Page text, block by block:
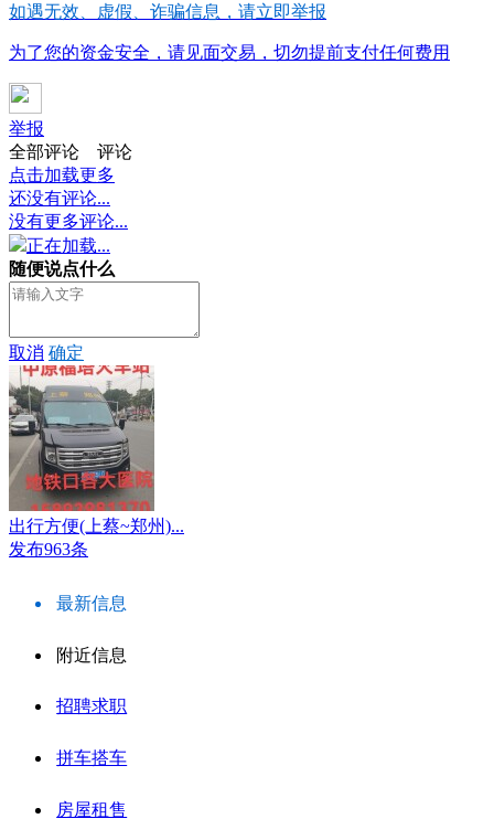
如遇无效、虚假、诈骗信息，请立即举报
为了您的资金安全，请见面交易，切勿提前支付任何费用
举报
全部评论
评论
点击加载更多
还没有评论...
没有更多评论...
正在加载...
随便说点什么
取消 确定
出行方便(上蔡~郑州)...
发布963条
最新信息
附近信息
招聘求职
拼车搭车
房屋租售